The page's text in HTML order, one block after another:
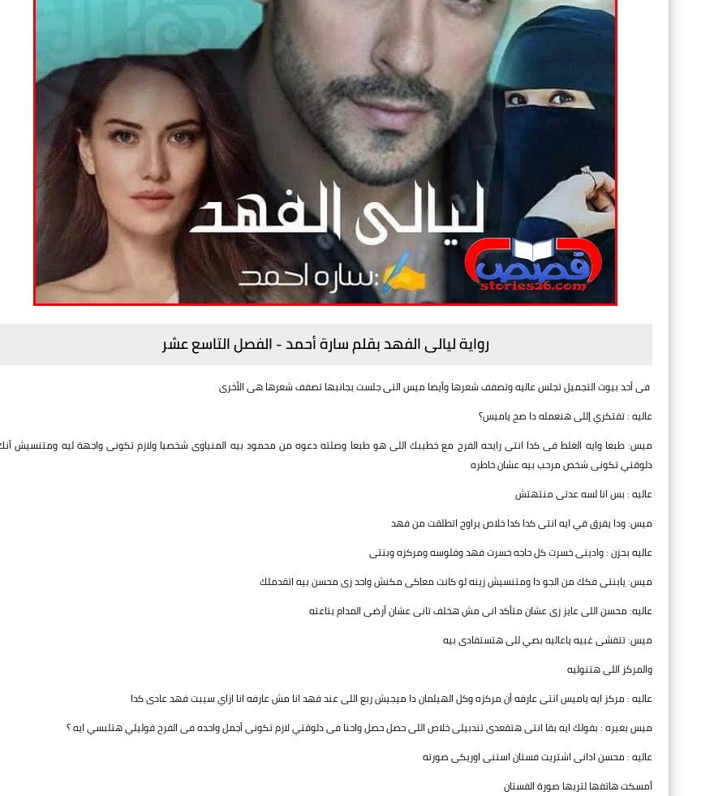
رواية ليالى الفهد بقلم سارة أحمد - الفصلالتاسع عشر
فى أحد بيوت التجميل تجلس عاليه وتصفف شعرها وأيضا ميس التى جلست بجانبها تصفف شعرها هى الأخرى
عاليه : تفتكري إللى هنعمله دا صح ياميس؟
ميس: طبعا وايه الغلط فى كدا انتى رايحه الفرح مع خطيبك اللى هو طبعا وصلته دعوه من محمود بيه المنياوى شخصيا ولازم تكونى واجهة ليه ومتنسيش
دلوقتي تكونى شخص مرحب بيه عشان خاطره
عاليه : بس انا لسه عدتى منتهتش
ميس: ودا يفرق في ايه انتى كدا كدا خلاص يراوح اتطلقت من فهد
عاليه بحزن : وادينى خسرت كل حاجه خسرت فهد وفلوسه ومركزه وبنتى
ميس: يابنتى فكك من الجو دا ومتنسيش زينه لو كانت معاكى مكنش واحد زى محسن بيه اتقدملك
عاليه: محسن اللى عايز زى عشان متأكد انى مش هخلف تانى عشان أرضى المدام بتاعته
ميس: تتفشى غبيه ياعاليه بصي للى هتستفادى بيه
والمركز اللى هتنوليه
عاليه : مركز ايه ياميس انتى عارفه أن مركزه وكل الهيلمان دا ميجيش ربع اللى عند فهد انا مش عارفه انا ازاي سيبت فهد عادى كدا
ميس بغيره : بقولك ايه بقا انتى هتقعدى تندبيلى خلاص اللى حصل حصل واحنا فى دلوقتي لازم تكونى أجمل واحده فى الفرح قوليلي هتلبسي ايه ؟
عاليه : محسن ادانى اشتريت فستان استنى اوريكى صورته
أمسكت هاتفها لتريها صورة الفستان